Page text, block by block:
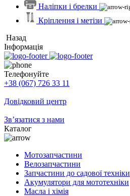
Наліпки і брелки
Кріплення і метізи
Назад
Інформація
Телефонуйте
+38 (067) 726 33 11
Довідковий центр
Зв’язатися з нами
Каталог
Мотозапчастини
Велозапчастини
Запчастини до садової техніки
Акумулятори для мототехніки
Масла і хімія